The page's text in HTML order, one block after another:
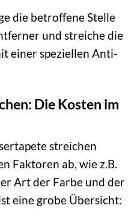
die betroffene Stelle
und streiche die
einer speziellen Anti-
Die Kosten im
streichen
Faktoren ab, wie z.B.
Art der Farbe und der
eine grobe Übersicht: